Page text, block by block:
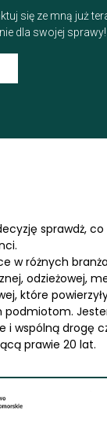
się ze mną już
dla swojej sprawy!
sprawdż, co
w różnych
odzieżowej,
które
podmiotom.
i wspólną drogę
prawie 20 lat.